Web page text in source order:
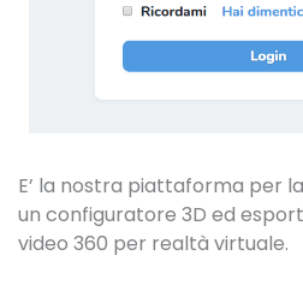
E’ la nostra piattaforma per
un configuratore 3D ed
video 360 per realtà virtuale.